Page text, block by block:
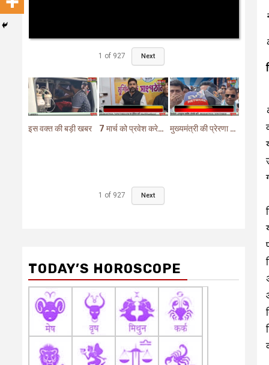
1 of 927 Next
इस वक्त की बड़ी खबर 7 मार्च को प्रवेश करेगा मुर्शिदाबाद में बीजेपी का परिवर्तन यात्रा रथ मुख्यमंत्री की प्रेरणा से दो महत्वपूर्ण योजनाओं का हुआ शिलान्यास
1 of 927 Next
TODAY’S HOROSCOPE